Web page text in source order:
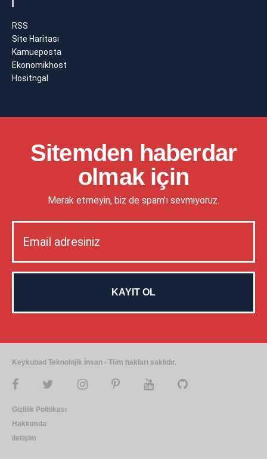
RSS
Site Haritası
Kamueposta
Ekonomikhost
Hositngal
Sitemden haberdar
olmak için
Merak etmeyin, biz de spam'ı sevmiyoruz.
Keykubad Teknolojik İnsan - Tüm hakları saklıdır.
Gizlilik Politikası
Hakkımda
iletişim